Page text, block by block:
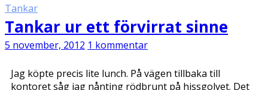
Tankar
Tankar ur ett förvirrat sinne
5 november, 2012 1 kommentar
Jag köpte precis lite lunch. På vägen tillbaka till
kontoret såg jag nånting rödbrunt på hissgolvet. Det